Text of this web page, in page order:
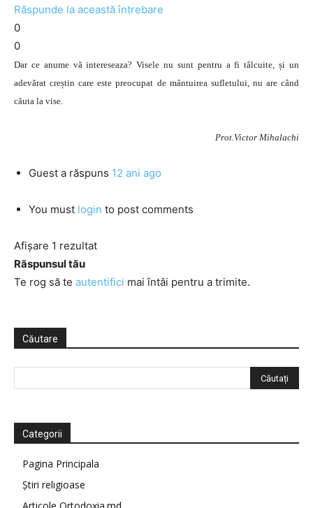
Răspunde la această întrebare
0
0
Dar ce anume vă intereseaza? Visele nu sunt pentru a fi tâlcuite, și un
adevărat creștin care este preocupat de mântuirea sufletului, nu are când
căuta la vise.
Prot.Victor Mihalachi
Guest a răspuns 12 ani ago
You must login to post comments
Afișare 1 rezultat
Răspunsul tău
Te rog să te autentifici mai întâi pentru a trimite.
Căutare
Categorii
Pagina Principala
Știri religioase